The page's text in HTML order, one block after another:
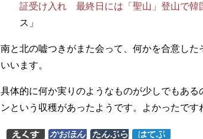
証受け入れ 最終日には「聖山」登山で韓
ス」
南と北の嘘つきがまた会って、何かを合意した
いいます。
具体的に何か実りのようなものが少しでもある
ンという収穫があったようです。よかったです